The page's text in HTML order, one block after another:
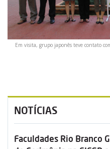
Em visita, grupo japonês teve contato
NOTÍCIAS
Faculdades Rio Branco